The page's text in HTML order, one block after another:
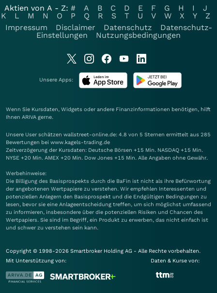
Aktien von A - Z: # A B C D E F G H I
J
K
L M N O P Q R S T U V W X Y
Z
Impressum
Disclaimer Datenschutz
Datenschutz-
Einstellungen
Nutzungsbedingungen
Unsere Apps:
Wenn Sie Kursdaten, Widgets oder andere Finanzinformationen benötigen, hilft
Ihnen ARIVA gerne.
Unsere User schätzen wallstreet-online.de: 4.8 von 5 Sternen ermittelt aus 285
Bewertungen bei www.kagels-trading.de
Zeitverzögerung der Kursdaten: Deutsche Börsen +15 Min. NASDAQ +15 Min.
NYSE +20 Min. AMEX +20 Min. Dow Jones +15 Min. Alle Angaben ohne Gewähr.
Werbehinweise:
Die Billigung des Basisprospekts durch die BaFin ist nicht als ihre Befürwortung
der angebotenen Wertpapiere zu verstehen. Wir empfehlen Interessenten und
potenziellen Anlegern den Basisprospekt und die Endgültigen Bedingungen zu
lesen, bevor sie eine Anlageentscheidung treffen, um sich möglichst umfassend
zu informieren, insbesondere über die potenziellen Risiken und Chancen des
Wertpapiers. Sie sind im Begriff, ein Produkt zu erwerben, das nicht einfach ist
und schwer zu verstehen sein kann.
Copyright © 1998-2026 Smartbroker Holding AG - Alle Rechte vorbehalten.
Mit Unterstützung von:
Daten & Kurse von: